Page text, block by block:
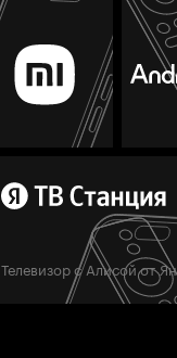
Телевизор с Алисой от